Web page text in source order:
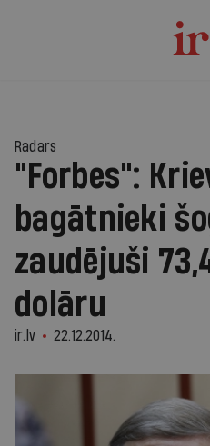
Radars
"Forbes":
bagātnieki
zaudējuši
dolāru
ir.lv 22.12.2014.